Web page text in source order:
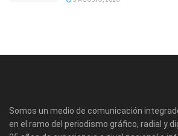
Somos un medio de comunicación
en el ramo del periodismo gráfico, radial y